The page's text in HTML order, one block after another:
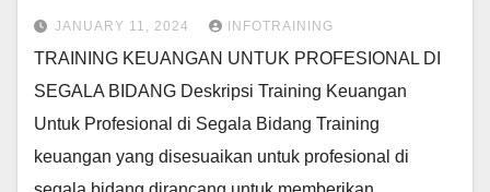
JANUARY 11, 2024 INFOTRAINING
TRAINING KEUANGAN UNTUK PROFESIONAL DI
SEGALA BIDANG Deskripsi Training Keuangan
Untuk Profesional di Segala Bidang Training
keuangan yang disesuaikan untuk profesional di